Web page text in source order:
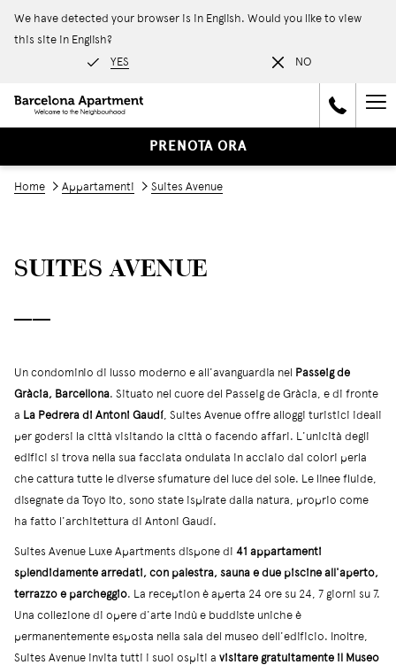
We have detected your browser is in English. Would you like to view
this site in English?
YES NO
PRENOTA ORA
Home Appartamenti Suites Avenue
SUITES AVENUE
──
Un condominio di lusso moderno e all'avanguardia nel
Passeig de
Gràcia, Barcellona. Situato nel cuore del Passeig de Gràcia, e di fronte
a La Pedrera di Antoni Gaudí, Suites Avenue offre alloggi turistici ideali
per godersi la città visitando la città o facendo affari. L'unicità degli
edifici si trova nella sua facciata ondulata in acciaio dai colori perla
che cattura tutte le diverse sfumature del luce del sole. Le linee fluide,
disegnate da Toyo Ito, sono state ispirate dalla natura, proprio come
ha fatto l'architettura di Antoni Gaudí.
Suites Avenue Luxe Apartments dispone di 41 appartamenti
splendidamente arredati, con palestra, sauna e due piscine all'aperto,
terrazzo e parcheggio. La reception è aperta 24 ore su 24, 7 giorni su 7.
Una collezione di opere d'arte indù e buddiste uniche è
permanentemente esposta nella sala del museo dell'edificio. Inoltre,
Suites Avenue invita tutti i suoi ospiti a visitare gratuitamente il Museo